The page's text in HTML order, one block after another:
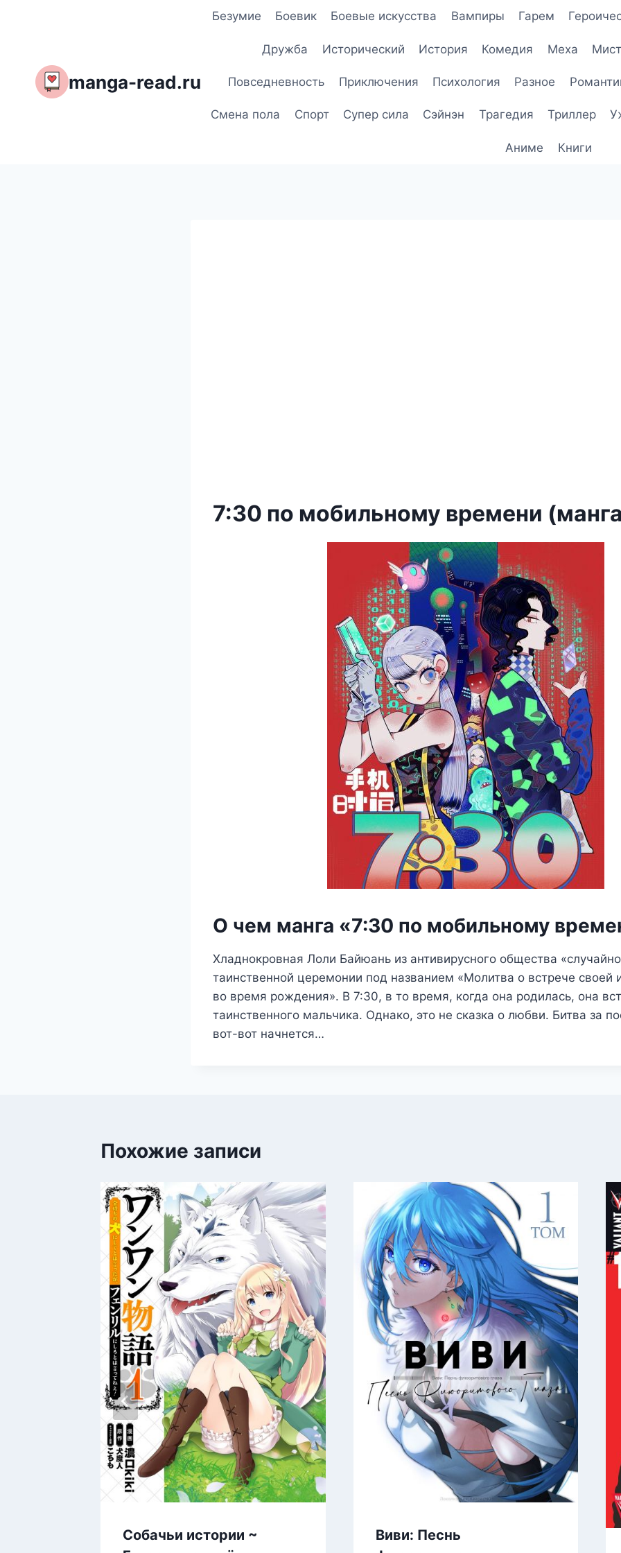
manga-read.ru
Безумие Боевик Боевые искусства Вампиры Гарем
Дружба Исторический История Комедия Меха
Повседневность Приключения Психология Разное
Смена пола Спорт Супер сила Сэйнэн Трагедия Триллер
Аниме Книги
7:30 по мобильному времени
О чем манга «7:30 по мобильному
Хладнокровная Лоли Байюань из антивирусного общества
таинственной церемонии под названием «Молитва о встрече своей
во время рождения». В 7:30, в то время, когда она родилась, она
таинственного мальчика. Однако, это не сказка о любви. Битва за
вот-вот начнется…
Похожие записи
Собачьи истории ~
Виви: Песнь